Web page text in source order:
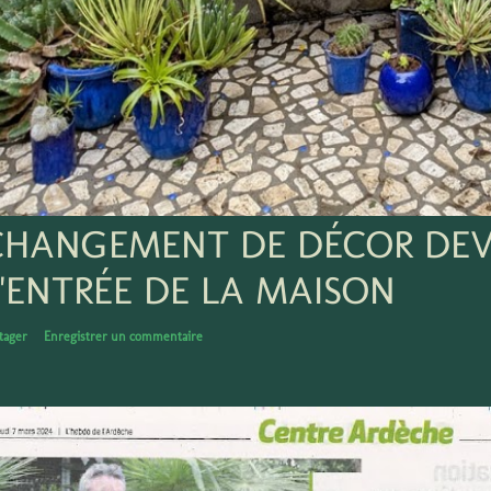
DE DÉCOR
DE LA MAISON
Enregistrer un commentaire